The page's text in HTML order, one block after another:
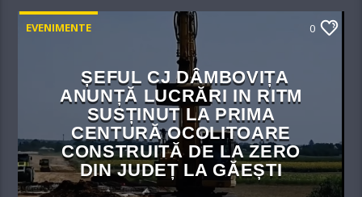
EVENIMENTE 0
ȘEFUL CJ DÂMBOVIȚA
ANUNȚĂ LUCRĂRI IN RITM
SUSȚINUT LA PRIMA
CENTURĂ OCOLITOARE
CONSTRUITĂ DE LA ZERO
DIN JUDEȚ LA GĂEȘTI